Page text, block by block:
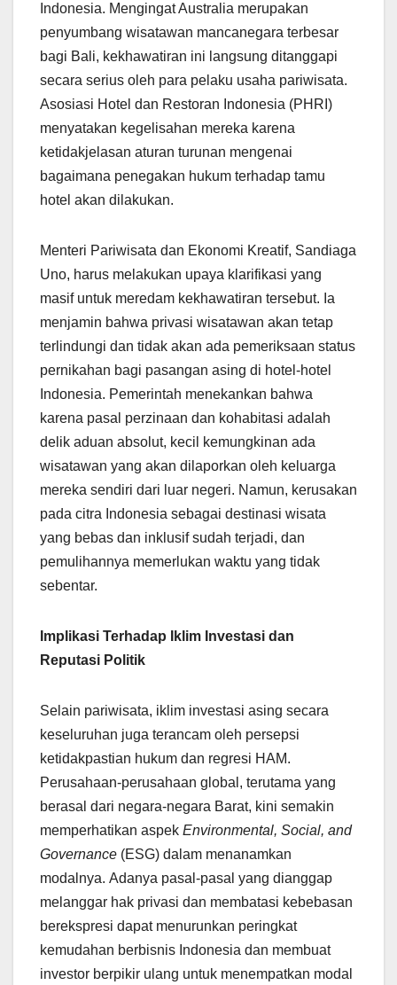
Indonesia. Mengingat Australia merupakan
penyumbang wisatawan mancanegara terbesar
bagi Bali, kekhawatiran ini langsung ditanggapi
secara serius oleh para pelaku usaha pariwisata.
Asosiasi Hotel dan Restoran Indonesia (PHRI)
menyatakan kegelisahan mereka karena
ketidakjelasan aturan turunan mengenai
bagaimana penegakan hukum terhadap tamu
hotel akan dilakukan.
Menteri Pariwisata dan Ekonomi Kreatif, Sandiaga
Uno, harus melakukan upaya klarifikasi yang
masif untuk meredam kekhawatiran tersebut. Ia
menjamin bahwa privasi wisatawan akan tetap
terlindungi dan tidak akan ada pemeriksaan status
pernikahan bagi pasangan asing di hotel-hotel
Indonesia. Pemerintah menekankan bahwa
karena pasal perzinaan dan kohabitasi adalah
delik aduan absolut, kecil kemungkinan ada
wisatawan yang akan dilaporkan oleh keluarga
mereka sendiri dari luar negeri. Namun, kerusakan
pada citra Indonesia sebagai destinasi wisata
yang bebas dan inklusif sudah terjadi, dan
pemulihannya memerlukan waktu yang tidak
sebentar.
Implikasi Terhadap Iklim Investasi dan
Reputasi Politik
Selain pariwisata, iklim investasi asing secara
keseluruhan juga terancam oleh persepsi
ketidakpastian hukum dan regresi HAM.
Perusahaan-perusahaan global, terutama yang
berasal dari negara-negara Barat, kini semakin
memperhatikan aspek Environmental, Social, and
Governance (ESG) dalam menanamkan
modalnya. Adanya pasal-pasal yang dianggap
melanggar hak privasi dan membatasi kebebasan
berekspresi dapat menurunkan peringkat
kemudahan berbisnis Indonesia dan membuat
investor berpikir ulang untuk menempatkan modal